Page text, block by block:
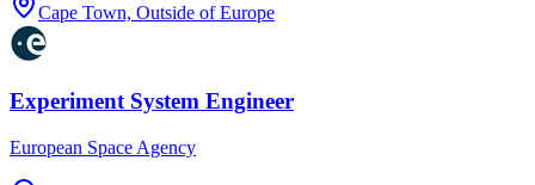
Cape Town, Outside of Europe
Experiment System Engineer
European Space Agency